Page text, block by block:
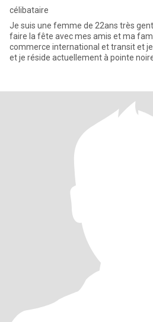
célibataire
Je suis une femme de 22ans très gentille et sympa j'aime bien
faire la fête avec mes amis et ma
commerce international et transit et
et je réside actuellement à pointe